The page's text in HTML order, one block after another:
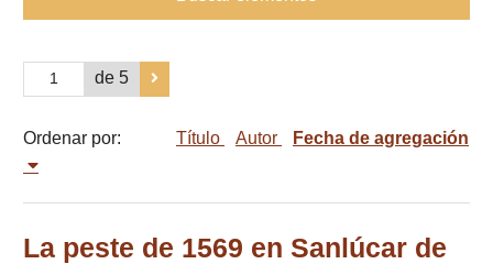
de 5
Ordenar por: Título Autor Fecha de agregación
La peste de 1569 en Sanlúcar de